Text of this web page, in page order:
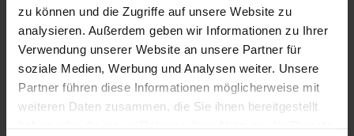
zu können und die Zugriffe auf unsere Website zu
analysieren. Außerdem geben wir Informationen zu Ihrer
Verwendung unserer Website an unsere Partner für
soziale Medien, Werbung und Analysen weiter. Unsere
Partner führen diese Informationen möglicherweise mit
weiteren Daten zusammen, die Sie ihnen bereitgestellt